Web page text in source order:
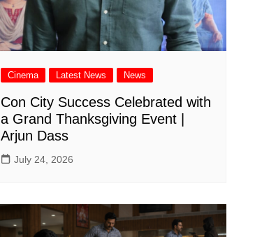
Cinema Latest News News
Con City Success Celebrated with
a Grand Thanksgiving Event |
Arjun Dass
July 24, 2026